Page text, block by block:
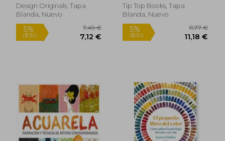
Design Originals, Tapa
Blanda, Nuevo
Foundation for
Unique Neuro art
Tip Top Books, Tapa
Blanda, Nuevo